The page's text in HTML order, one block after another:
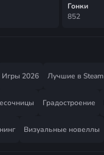
Гонки
852
Игры 2026 Лучшие в Steam
Градостроение
Визуальные новеллы